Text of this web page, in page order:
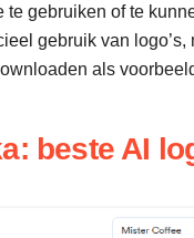
te gebruiken of te
gebruik van
als
beste AI